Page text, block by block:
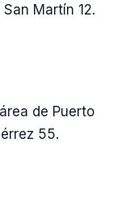
Martín 12.
de Puerto
55.